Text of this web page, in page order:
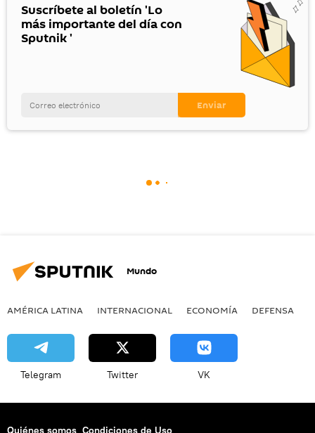
Suscríbete al boletín 'Lo
más importante del día con
Sputnik '
Mundo
AMÉRICA LATINA INTERNACIONAL ECONOMÍA DEFENSA
Telegram Twitter VK
Quiénes somos Condiciones de Uso